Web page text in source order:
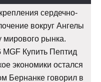
сердечно-
вокруг Ангелы
мирового рынка.
Купить Пептид
экономики остался
Бернанке говорил в